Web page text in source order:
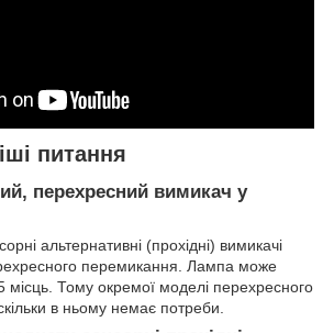
питання
перехресний вимикач у
альтернативні (прохідні) вимикачі
перемикання. Лампа може
місць. Тому окремої моделі перехресного
в ньому немає потреби.